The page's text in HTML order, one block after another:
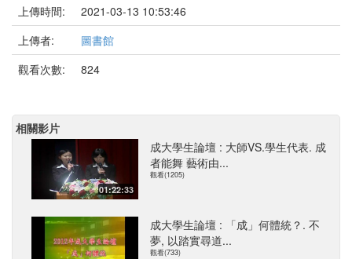
上傳時間:
2021-03-13 10:53:46
上傳者:
圖書館
觀看次數:
824
相關影片
01:22:33
成大學生論壇 : 大師VS.學生代表. 成
者能舞 藝術由...
觀看(1205)
成大學生論壇 : 「成」何體統？. 不
夢, 以踏實尋道...
觀看(733)